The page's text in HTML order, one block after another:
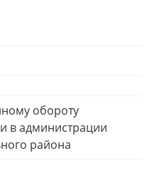
обороту
в администрации
района